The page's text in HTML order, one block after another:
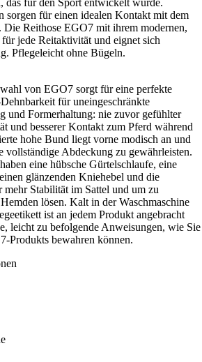
das für den Sport entwickelt wurde.
sorgen für einen idealen Kontakt mit dem
Die Reithose EGO7 mit ihrem modernen,
jede Reitaktivität und eignet sich
Pflegeleicht ohne Bügeln.
von EGO7 sorgt für eine perfekte
für uneingeschränkte
und Formerhaltung: nie zuvor gefühlter
und besserer Kontakt zum Pferd während
hohe Bund liegt vorne modisch an und
vollständige Abdeckung zu gewährleisten.
eine hübsche Gürtelschlaufe, eine
glänzenden Kniehebel und die
mehr Stabilität im Sattel und um zu
lösen. Kalt in der Waschmaschine
ist an jedem Produkt angebracht
leicht zu befolgende Anweisungen, wie Sie
Produkts bewahren können.